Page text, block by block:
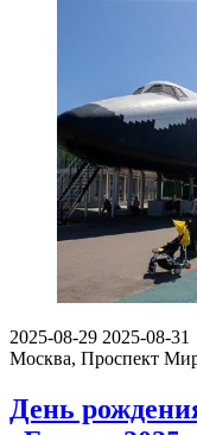
2025-08-29 2025-08-31
Москва, Проспект
День